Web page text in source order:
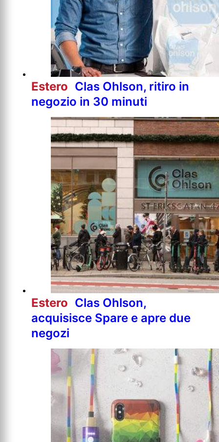
Estero Clas Ohlson, ritiro in
negozio in 30 minuti
Estero Clas Ohlson,
acquisisce Spare e apre due
negozi